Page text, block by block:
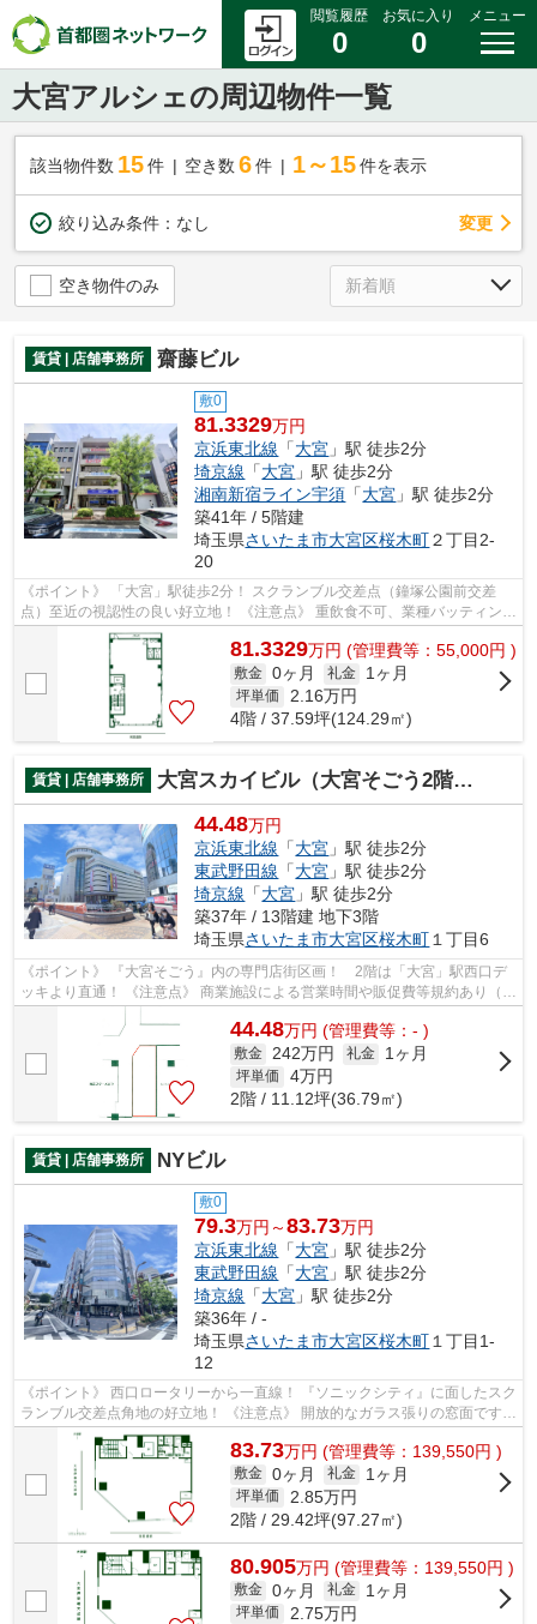
閲覧履歴
0
お気に入り
0
メニュー
大宮アルシェの周辺物件一覧
該当物件数 15件 空き数 6 件 1～15 件を表示
絞り込み条件： なし 変更
空き物件のみ
賃貸 | 店舗事務所 齋藤ビル
敷0
81.3329万円
京浜東北線 「大宮 」駅 徒歩2分
埼京線 「大宮 」駅 徒歩2分
湘南新宿ライン宇須 「大宮 」駅 徒歩2分
築41年 / 5階建
埼玉県さいたま市大宮区桜木町２丁目2-
20
《ポイント》 「大宮」駅徒歩2分！ スクランブル交差点（鐘塚公園前交差
点）至近の視認性の良い好立地！ 《注意点》 重飲食不可、業種バッティング
81.3329万円 (管理費等：55,000円 )
敷金 0ヶ月 礼金 1ヶ月
坪単価 2.16万円
4階 / 37.59坪(124.29㎡)
賃貸 | 店舗事務所 大宮スカイビル（大宮そごう2階専門店街）
44.48万円
京浜東北線 「大宮 」駅 徒歩2分
東武野田線 「大宮 」駅 徒歩2分
埼京線 「大宮 」駅 徒歩2分
築37年 / 13階建 地下3階
埼玉県さいたま市大宮区桜木町 １丁目6
《ポイント》 『大宮そごう』内の専門店街区画！ 2階は「大宮」駅西口デ
ッキより直通！ 《注意点》 商業施設による営業時間や販促費等規約あり（備
44.48万円 (管理費等：- )
敷金 242万円 礼金 1ヶ月
坪単価 4万円
2階 / 11.12坪(36.79㎡)
賃貸 | 店舗事務所 NYビル
敷0
79.3万円～83.73万円
京浜東北線 「大宮 」駅 徒歩2分
東武野田線 「大宮 」駅 徒歩2分
埼京線 「大宮 」駅 徒歩2分
築36年 / -
埼玉県さいたま市大宮区桜木町 １丁目1-
12
《ポイント》 西口ロータリーから一直線！ 『ソニックシティ』に面したスク
ランブル交差点角地の好立地！ 《注意点》 開放的なガラス張りの窓面ですが
遮光を考慮する必要あり
83.73万円 (管理費等：139,550円 )
敷金 0ヶ月 礼金 1ヶ月
坪単価 2.85万円
2階 / 29.42坪(97.27㎡)
80.905万円 (管理費等：139,550円 )
敷金 0ヶ月 礼金 1ヶ月
坪単価 2.75万円